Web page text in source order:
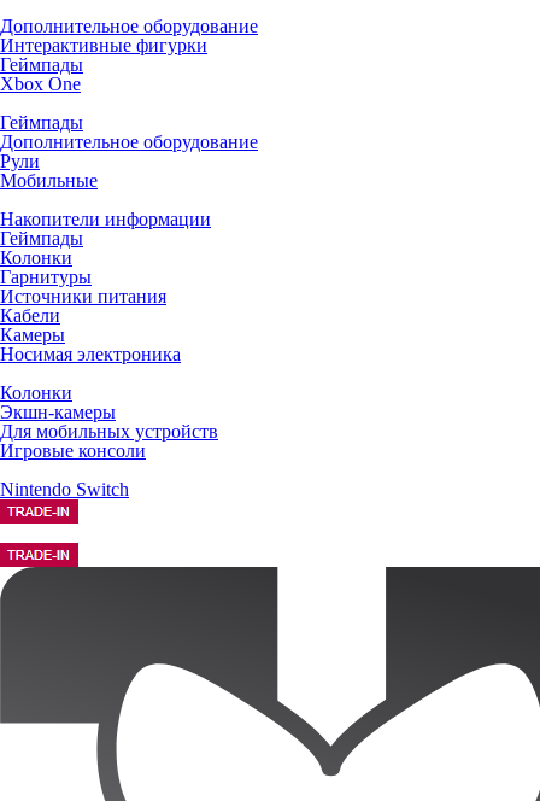
Дополнительное оборудование
Интерактивные фигурки
Геймпады
Xbox One
Геймпады
Дополнительное оборудование
Рули
Мобильные
Накопители информации
Геймпады
Колонки
Гарнитуры
Источники питания
Кабели
Камеры
Носимая электроника
Колонки
Экшн-камеры
Для мобильных устройств
Игровые консоли
Nintendo Switch